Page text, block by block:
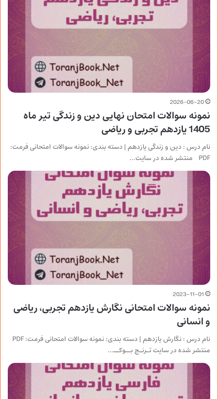
2026-06-20
نمونه سوالات امتحان نهایی دین و زندگی تیر ماه
1405 یازدهم تجربی و ریاضی
نام درس : دین و زندگی یازدهم | دسته بندی: نمونه سوالات امتحانی فرمت:
PDF منتشر شده در سایت…
2023-11-01
نمونه سوالات امتحانی نگارش یازدهم تجربی، ریاضی
و انسانی
منتشر شده در سایت تـرنـج بــوکــ…